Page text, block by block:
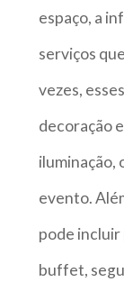
espaço, a
serviços
vezes,
decoração
iluminação,
evento.
pode incluir
buffet,